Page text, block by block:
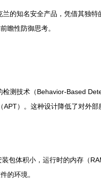
的知名安全产品，凭借其独
瞻性防御思考。
测技术（Behavior-Based
）。这种设计降低了对外
包体积小，运行时的内存（
的环境。